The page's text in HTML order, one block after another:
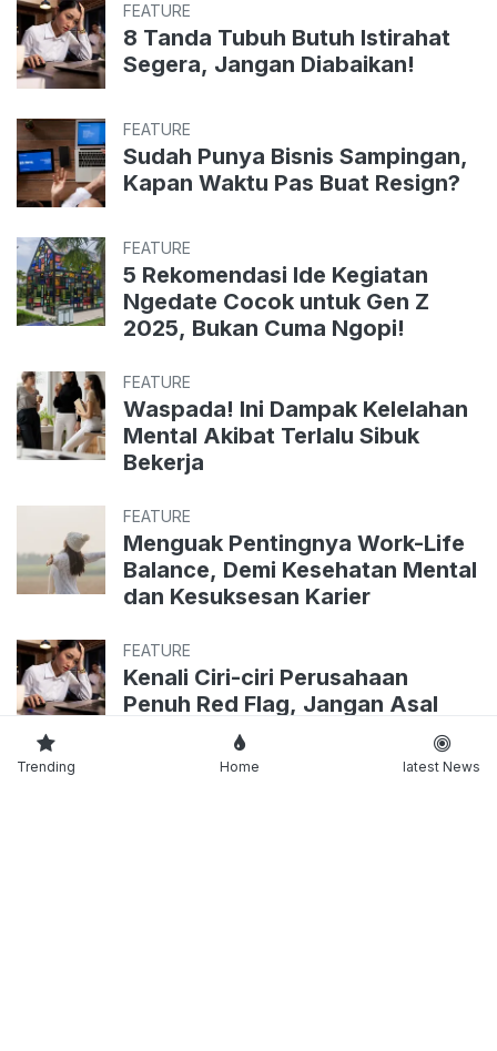
FEATURE
8 Tanda Tubuh Butuh Istirahat
Segera, Jangan Diabaikan!
FEATURE
Sudah Punya Bisnis Sampingan,
Kapan Waktu Pas Buat Resign?
FEATURE
5 Rekomendasi Ide Kegiatan
Ngedate Cocok untuk Gen Z
2025, Bukan Cuma Ngopi!
FEATURE
Waspada! Ini Dampak Kelelahan
Mental Akibat Terlalu Sibuk
Bekerja
FEATURE
Menguak Pentingnya Work-Life
Balance, Demi Kesehatan Mental
dan Kesuksesan Karier
FEATURE
Kenali Ciri-ciri Perusahaan
Penuh Red Flag, Jangan Asal
Terima Pekerjaan!
Trending Home latest News